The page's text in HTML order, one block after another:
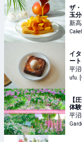
ザ
玉
種
新
イ
ー
più
平
ufu. [
【
体
平